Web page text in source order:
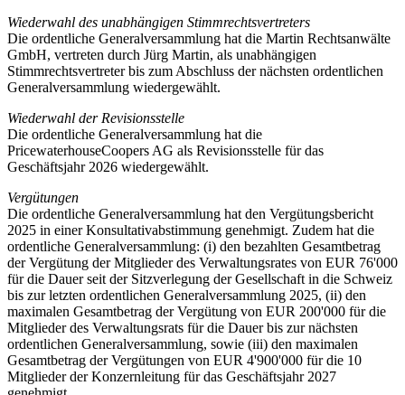
Wiederwahl des unabhängigen Stimmrechtsvertreters
Die ordentliche Generalversammlung hat die Martin Rechtsanwälte
GmbH, vertreten durch Jürg Martin, als unabhängigen
Stimmrechtsvertreter bis zum Abschluss der nächsten ordentlichen
Generalversammlung wiedergewählt.
Wiederwahl der Revisionsstelle
Die ordentliche Generalversammlung hat die
PricewaterhouseCoopers AG als Revisionsstelle für das
Geschäftsjahr 2026 wiedergewählt.
Vergütungen
Die ordentliche Generalversammlung hat den Vergütungsbericht
2025 in einer Konsultativabstimmung genehmigt. Zudem hat die
ordentliche Generalversammlung: (i) den bezahlten Gesamtbetrag
der Vergütung der Mitglieder des Verwaltungsrates von EUR 76'000
für die Dauer seit der Sitzverlegung der Gesellschaft in die Schweiz
bis zur letzten ordentlichen Generalversammlung 2025, (ii) den
maximalen Gesamtbetrag der Vergütung von EUR 200'000 für die
Mitglieder des Verwaltungsrats für die Dauer bis zur nächsten
ordentlichen Generalversammlung, sowie (iii) den maximalen
Gesamtbetrag der Vergütungen von EUR 4'900'000 für die 10
Mitglieder der Konzernleitung für das Geschäftsjahr 2027